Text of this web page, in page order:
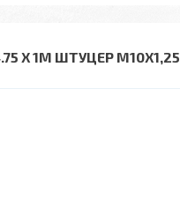
Х 1М ШТУЦЕР М10Х1,25